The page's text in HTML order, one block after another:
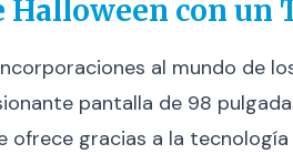
con un
al mundo de
pantalla de 98
gracias a la tecnología